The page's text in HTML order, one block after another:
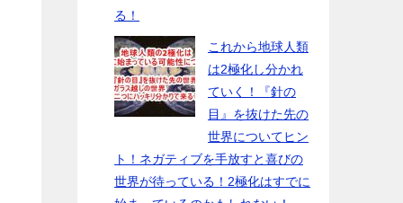
る！
これから地球人類
は2極化し分かれ
ていく！『針の
目』を抜けた先の
世界についてヒン
ト！ネガティブを手放すと喜びの
世界が待っている！2極化はすでに